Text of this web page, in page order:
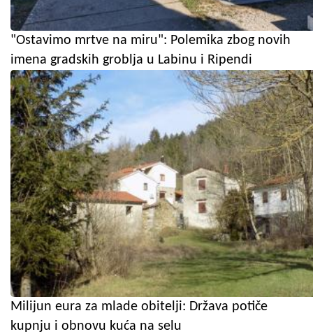
"Ostavimo mrtve na miru": Polemika zbog novih
imena gradskih groblja u Labinu i Ripendi
Milijun eura za mlade obitelji: Država potiče
kupnju i obnovu kuća na selu